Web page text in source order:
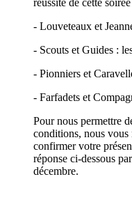
réussite de cette
- Louveteaux et
- Scouts et Guides :
- Pionniers et
- Farfadets et
Pour nous permettre
conditions, nous
confirmer votre
réponse ci-dessous
décembre.